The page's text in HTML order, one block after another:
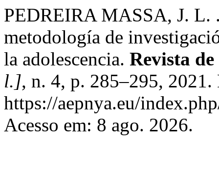
PEDREIRA MASSA, J. L.
metodología de
la adolescencia. Revista
l.], n. 4, p. 285–295,
https://aepnya.eu/
Acesso em: 8 ago. 2026.